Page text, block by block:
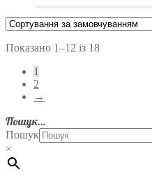
Показано 1–12 із 18
1
2
→
Пошук…
Пошук
×